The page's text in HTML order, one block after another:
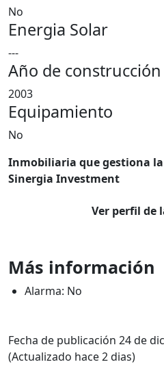
No
Energia Solar
---
Año de construcción
2003
Equipamiento
No
Inmobiliaria que gestiona
Sinergia Investment
Ver perfil de
Más información
Alarma: No
Fecha de publicación 24 de
(Actualizado hace 2 dias)